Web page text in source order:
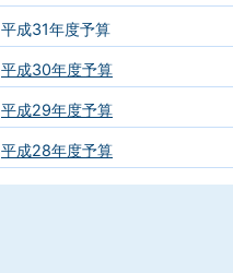
平成31年度予算
平成30年度予算
平成29年度予算
平成28年度予算